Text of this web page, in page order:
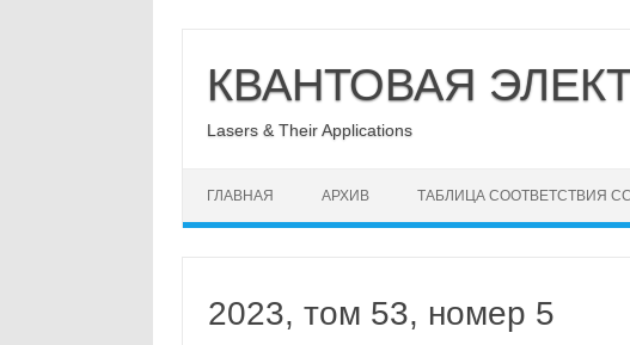
содержимому
КВАНТОВАЯ
Lasers & Their Applications
ГЛАВНАЯ АРХИВ ТАБЛИЦА СООТВЕТСТВИЯ
2023, том 53, номер 5